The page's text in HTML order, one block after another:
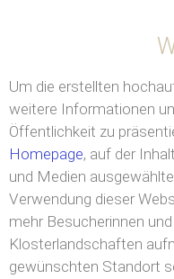
Um die erstellten
weitere Informationen
Öffentlichkeit zu
Homepage, auf der
und Medien
Verwendung dieser
mehr Besucherinnen
Klosterlandschaften
gewünschten Standort